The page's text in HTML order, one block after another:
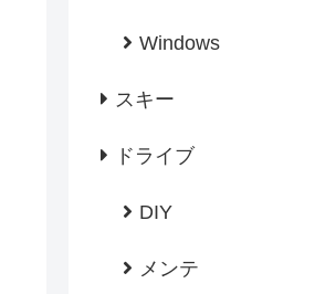
Windows
スキー
ドライブ
DIY
メンテ